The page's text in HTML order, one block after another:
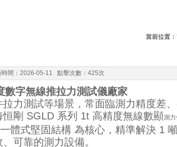
當前位置：
時間：2026-05-11 點擊次數：425次
字無線推拉力測試儀廠家
力測試等場景，常面臨測力精度差
剛 SGLD 系列 1t 高精度無線數顯測
體式堅固結構 為核心，精準解決 1
可靠的測力設備。